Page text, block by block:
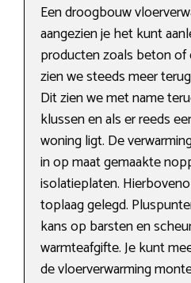
Een droogbouw
aangezien je het kunt
producten zoals beton of
zien we steeds meer
Dit zien we met name
klussen en als er reeds
woning ligt. De
in op maat gemaakte
isolatieplaten.
toplaag gelegd.
kans op barsten en
warmteafgifte. Je kunt
de vloerverwarming